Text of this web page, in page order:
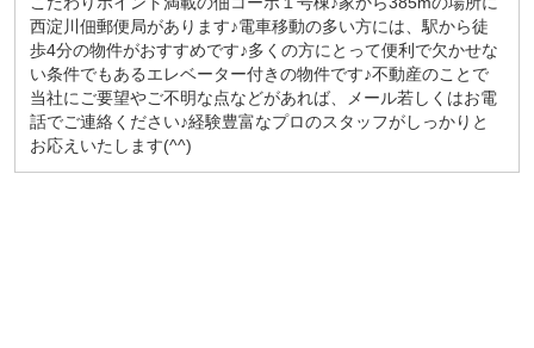
西淀川佃郵便局があります♪電車移動の多い方には、駅から徒
歩4分の物件がおすすめです♪多くの方にとって便利で欠かせな
い条件でもあるエレベーター付きの物件です♪不動産のことで
当社にご要望やご不明な点などがあれば、メール若しくはお電
話でご連絡ください♪経験豊富なプロのスタッフがしっかりと
お応えいたします(^^)